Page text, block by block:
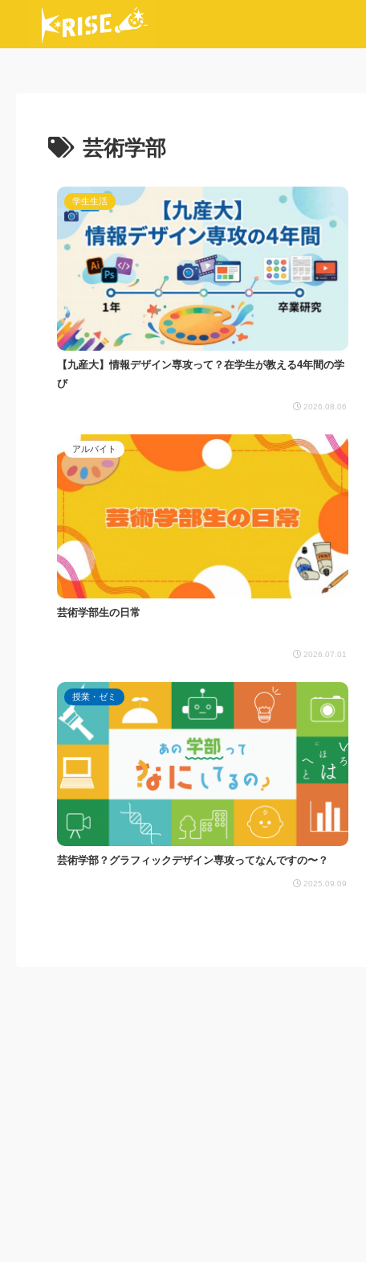
芸術学部
学生生活
【九産大】情報デザイン専攻って？在学生が教える4年間の学
び
2026.08.06
アルバイト
芸術学部生の日常
2026.07.01
授業・ゼミ
芸術学部？グラフィックデザイン専攻ってなんですの〜？
2025.09.09